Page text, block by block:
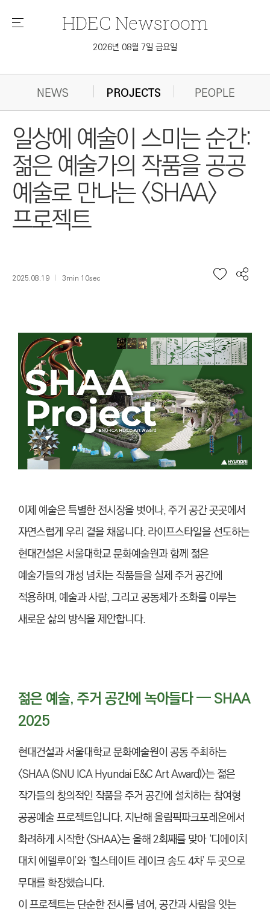
메
HDEC Newsroom
2026년 08월 7일 금요일
NEWS PROJECTS PEOPLE
일상에 예술이 스미는 순간:
젊은 예술가의 작품을 공공
예술로 만나는 <SHAA>
프로젝트
2025.08.19 3min 10sec
이제 예술은 특별한 전시장을 벗어나, 주거 공간 곳곳에서
자연스럽게 우리 곁을 채웁니다. 라이프스타일을 선도하는
현대건설은 서울대학교 문화예술원과 함께 젊은
예술가들의 개성 넘치는 작품들을 실제 주거 공간에
적용하며, 예술과 사람, 그리고 공동체가 조화를 이루는
새로운 삶의 방식을 제안합니다.
젊은 예술, 주거 공간에 녹아들다 — SHAA
2025
현대건설과 서울대학교 문화예술원이 공동 주최하는
<SHAA (SNU ICA Hyundai E&C Art Award)>는 젊은
작가들의 창의적인 작품을 주거 공간에 설치하는 참여형
공공예술 프로젝트입니다. 지난해 올림픽파크포레온에서
화려하게 시작한 <SHAA>는 올해 2회째를 맞아 ‘디에이치
대치 에델루이’와 ‘힐스테이트 레이크 송도 4차’ 두 곳으로
무대를 확장했습니다.
이 프로젝트는 단순한 전시를 넘어, 공간과 사람을 잇는